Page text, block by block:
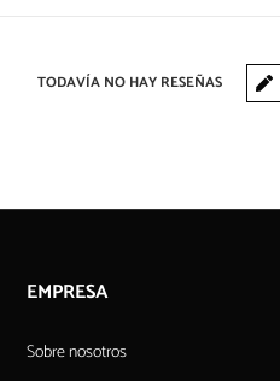
TODAVÍA NO HAY RESEÑAS
EMPRESA
Sobre nosotros